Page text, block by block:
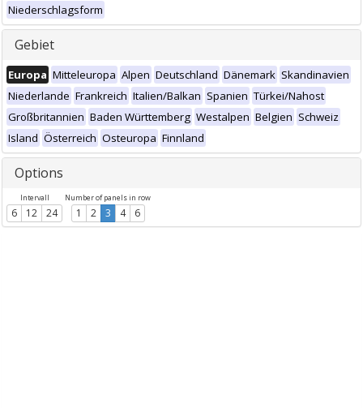
Niederschlagsform
Gebiet
Europa Mitteleuropa Alpen Deutschland Dänemark Skandinavien
Niederlande Frankreich Italien/Balkan Spanien Türkei/Nahost
Großbritannien Baden Württemberg Westalpen Belgien Schweiz
Island Österreich Osteuropa Finnland
Options
Intervall
6 12 24
Number of panels in row
1 2 3 4 6